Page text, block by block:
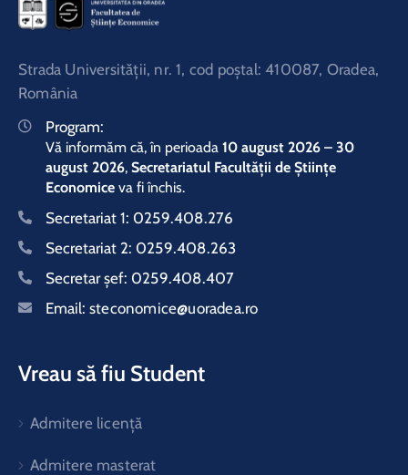
Strada Universităţii, nr. 1, cod poştal: 410087, Oradea,
România
Program:
Vă informăm că, în perioada 10 august 2026 – 30
august 2026, Secretariatul Facultății de Științe
Economice va fi închis.
Secretariat 1: 0259.408.276
Secretariat 2: 0259.408.263
Secretar şef: 0259.408.407
Email: steconomice@uoradea.ro
Vreau să fiu Student
Admitere licență
Admitere masterat